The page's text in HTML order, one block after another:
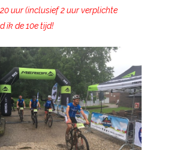
uur (inclusief 2 uur verplichte
ik de 10e tijd!